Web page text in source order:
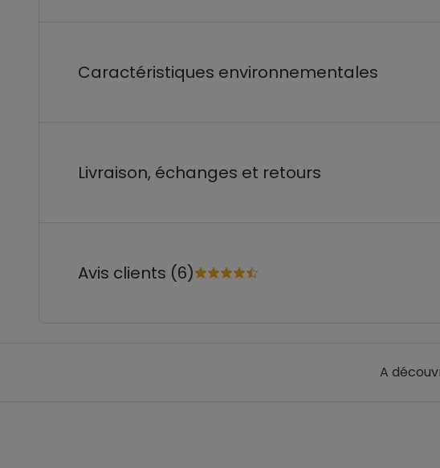
Caractéristiques environnementales
Livraison, échanges et retours
Avis clients (6)
A